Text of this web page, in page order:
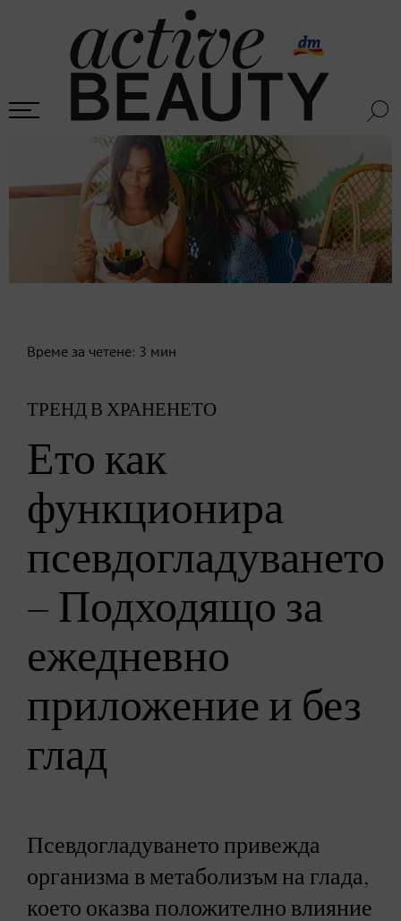
Време за четене: 3 мин
ТРЕНД В ХРАНЕНЕТО
Ето как
функционира
псевдогладуването
– Подходящо за
ежедневно
приложение и без
глад
Псевдогладуването привежда
организма в метаболизъм на глада,
което оказва положително влияние